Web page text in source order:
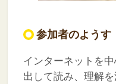
参加者のようす
インターネットを
出して読み、理解を